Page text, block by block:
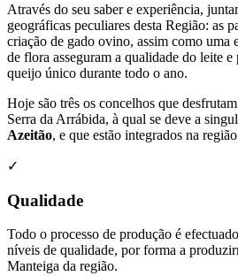
Através do seu saber e experiência,
geográficas peculiares desta Região: as
criação de gado ovino, assim como uma
de flora asseguram a qualidade do leite
queijo único durante todo o ano.
Hoje são três os concelhos que
Serra da Arrábida, à qual se deve a
Azeitão, e que estão integrados na
✓
Qualidade
Todo o processo de produção é
níveis de qualidade, por forma a
Manteiga da região.